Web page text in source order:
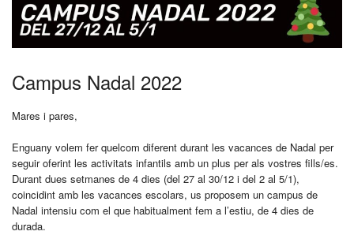
Campus Nadal 2022
Mares i pares,
Enguany volem fer quelcom diferent durant les vacances de Nadal per
seguir oferint les activitats infantils amb un plus per als vostres fills/es.
Durant dues setmanes de 4 dies (del 27 al 30/12 i del 2 al 5/1),
coincidint amb les vacances escolars, us proposem un campus de
Nadal intensiu com el que habitualment fem a l’estiu, de 4 dies de
durada.